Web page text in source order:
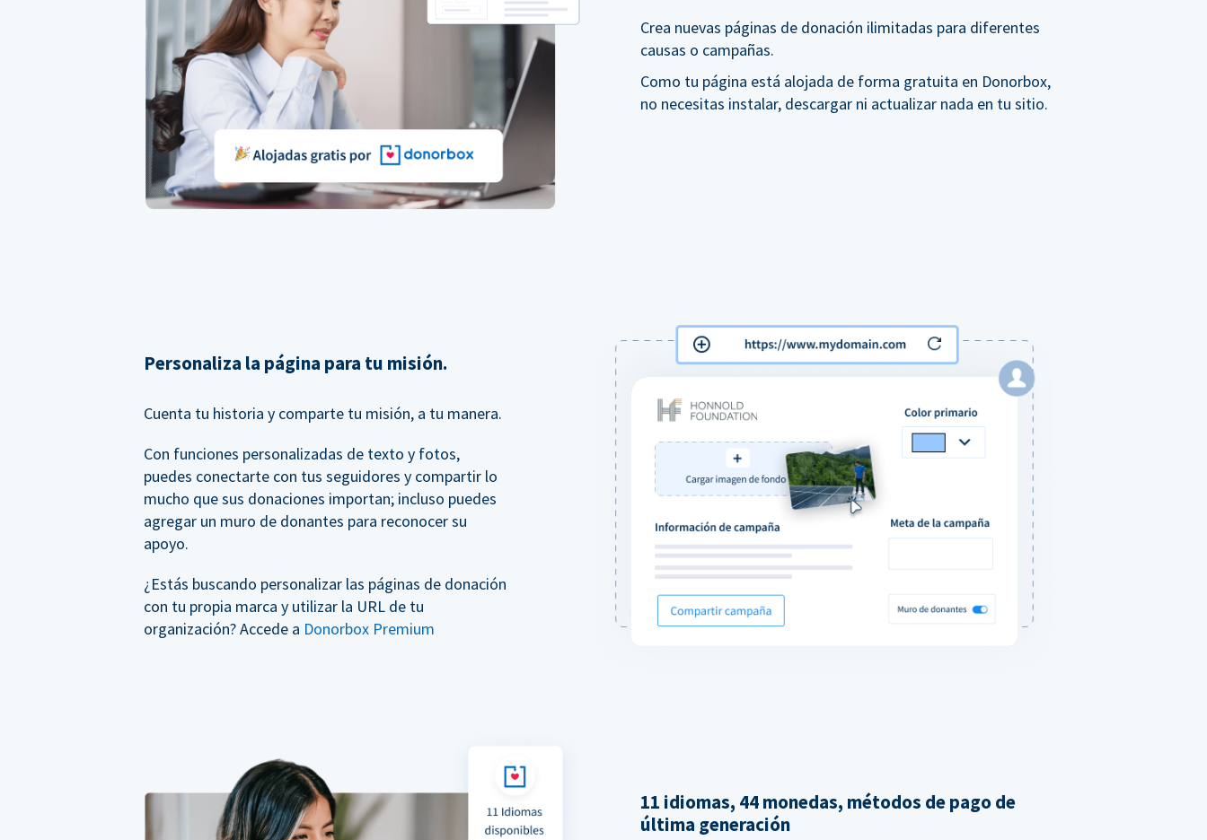
Crea nuevas páginas de donación ilimitadas para diferentes
causas o campañas.
Como tu página está alojada de forma gratuita en Donorbox,
no necesitas instalar, descargar ni actualizar nada en tu sitio.
Personaliza la página para tu misión.
Cuenta tu historia y comparte tu misión, a tu manera.
Con funciones personalizadas de texto y fotos,
puedes conectarte con tus seguidores y compartir lo
mucho que sus donaciones importan; incluso puedes
agregar un muro de donantes para reconocer su
apoyo.
¿Estás buscando personalizar las páginas de donación
con tu propia marca y utilizar la URL de tu
organización? Accede a Donorbox Premium
11 idiomas, 44 monedas, métodos de pago de
última generación